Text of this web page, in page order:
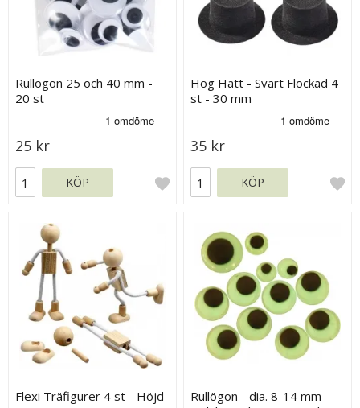
Rullögon 25 och 40 mm -
20 st
25 kr
KÖP
Hög Hatt - Svart Flockad 4
st - 30 mm
35 kr
KÖP
Flexi Träfigurer 4 st - Höjd
Rullögon - dia. 8-14 mm -